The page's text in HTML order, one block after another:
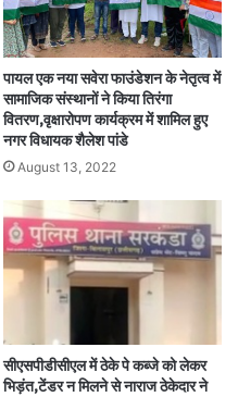
पायल एक नया सवेरा फाउंडेशन के नेतृत्व में
सामाजिक संस्थानों ने किया तिरंगा
वितरण,वृक्षारोपण कार्यक्रम में शामिल हुए
नगर विधायक शैलेश पांडे
August 13, 2022
सीएसपीडीसीएल में ठेके पे कब्जे को लेकर
भिड़ंत,टेंडर न मिलने से नाराज ठेकेदार ने